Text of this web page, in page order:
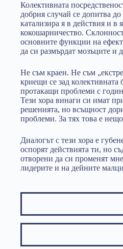
Колективната
добрия случай се допитва
катализира я в действия и в
кокошарничество.
основните функции на
да си размърдат мозъците и
Не съм краен. Не съм
криещи се зад колективната
протакащи проблеми с
Тези хора винаги си имат
решенията, но всъщност
проблеми. За тях това е
Диалогът с тези хора е
оспорят действията ти, но
отворени да си променят
лидерите и на дейните